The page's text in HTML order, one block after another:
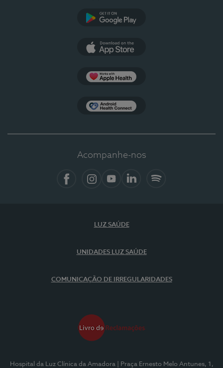
Acompanhe-nos
LUZ SAÚDE
UNIDADES LUZ SAÚDE
COMUNICAÇÃO DE IRREGULARIDADES
Hospital da Luz Clínica da Amadora
| Praça Ernesto Melo Antunes, 1,